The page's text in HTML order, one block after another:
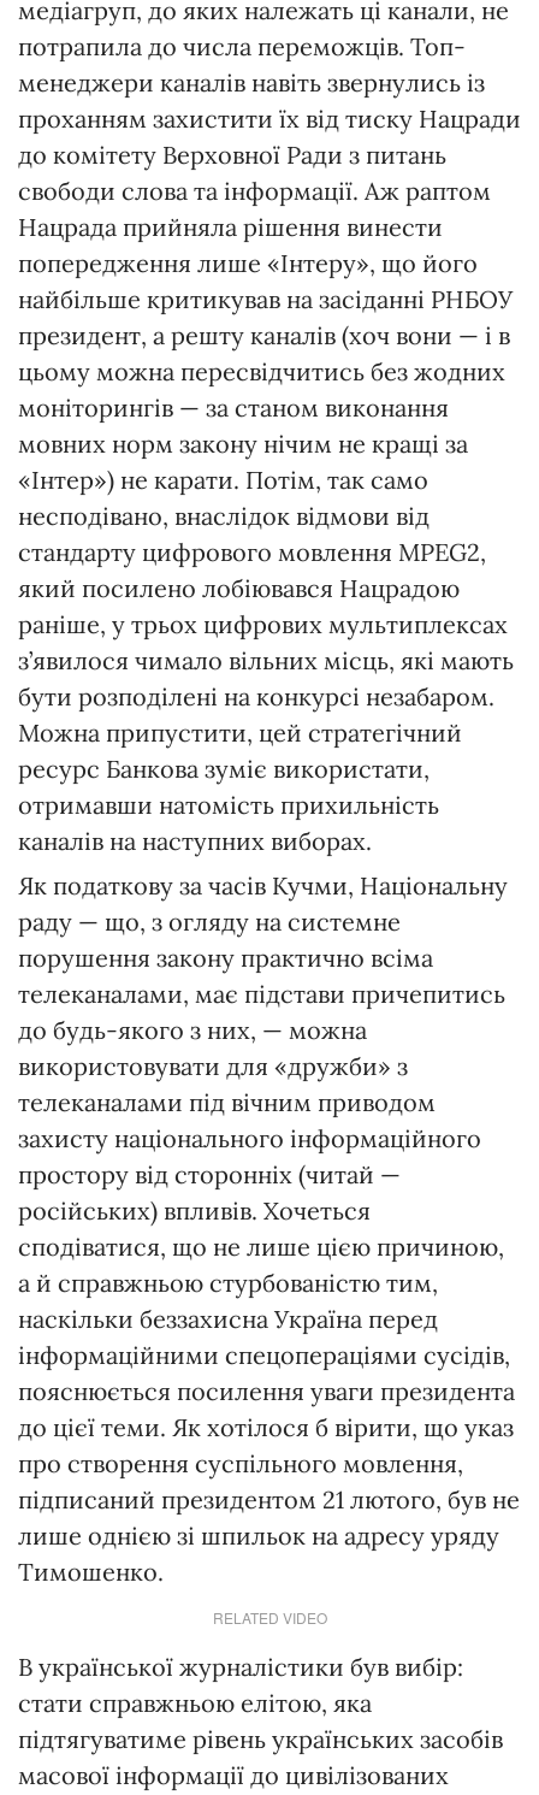
медіагруп, до яких належать ці канали, не
потрапила до числа переможців. Топ-
менеджери каналів навіть звернулись із
проханням захистити їх від тиску Нацради
до комітету Верховної Ради з питань
свободи слова та інформації. Аж раптом
Нацрада прийняла рішення винести
попередження лише «Інтеру», що його
найбільше критикував на засіданні РНБОУ
президент, а решту каналів (хоч вони — і в
цьо­му можна пересвідчитись без жодних
моніторингів — за станом виконання
мовних норм закону нічим не кращі за
«Інтер») не карати. Потім, так само
несподівано, внаслідок відмови від
стандарту цифрового мовлення MPEG2,
який посилено лобіювався Нацрадою
раніше, у трьох цифрових мультиплексах
з’явилося чимало вільних місць, які мають
бути розподілені на конкурсі незабаром.
Можна припустити, цей стратегічний
ресурс Банкова зуміє використати,
отримавши натомість прихильність
каналів на наступних виборах.
Як податкову за часів Кучми, Національну
раду — що, з огляду на системне
порушення закону практично всіма
телеканалами, має підстави причепитись
до будь-якого з них, — можна
використовувати для «дружби» з
телеканалами під вічним приводом
захисту національного інформаційного
простору від сторонніх (читай —
російських) впливів. Хочеться
сподіватися, що не лише цією причиною,
а й справжньою стурбованістю тим,
наскільки беззахисна Україна перед
інформаційними спецопераціями сусідів,
пояснюється посилення уваги президента
до цієї теми. Як хотілося б вірити, що указ
про створення суспільного мовлення,
підписаний президентом 21 лютого, був не
лише однією зі шпильок на адресу уряду
Тимошенко.
RELATED VIDEO
В української журналістики був вибір:
стати справжньою елітою, яка
підтягуватиме рівень українських засобів
масової інформації до цивілізованих